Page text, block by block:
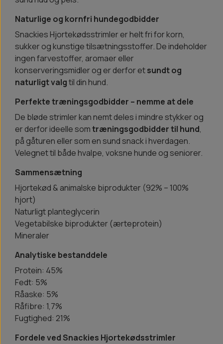
Naturlige og kornfri hundegodbidder
Snackies Hjortekødsstrimler er helt fri for korn,
sukker og kunstige tilsætningsstoffer. De indeholder
ingen farvestoffer, aromaer eller
konserveringsmidler og er derfor etsundt og
naturligt valgtil din hund.
Perfekte træningsgodbidder – nemme at dele
De bløde strimler kan nemt deles i mindre stykker og
er derfor ideelle somtræningsgodbidder til hund,
på gåturen eller som en sund snack i hverdagen.
Velegnet til både hvalpe, voksne hunde og seniorer.
Sammensætning
Hjortekød & animalske biprodukter (92% – 100%
hjort)
Naturligt planteglycerin
Vegetabilske biprodukter (ærteprotein)
Mineraler
Analytiske bestanddele
Protein: 45%
Fedt: 5%
Råaske: 5%
Råfibre: 1,7%
Fugtighed: 21%
Fordele ved Snackies Hjortekødsstrimler